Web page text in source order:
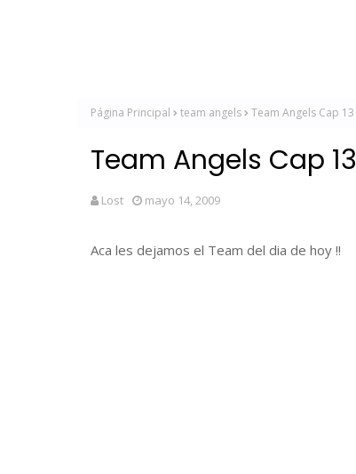
Página Principal team angels Team Angels Cap 13
Team Angels Cap 13
Lost mayo 14, 2009
Aca les dejamos el Team del dia de hoy !!